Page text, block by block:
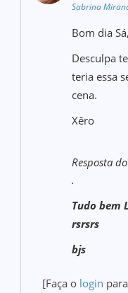
Sabrina
Bom dia Sá,
Desculpa
teria essa
cena.
Xêro
Resposta
.
Tudo bem
rsrsrs
bjs
[Faça o login